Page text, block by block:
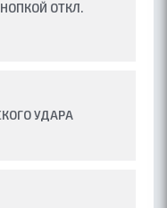
ОТКЛ.
УДАРА